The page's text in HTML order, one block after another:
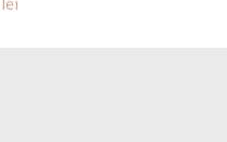
glezna Chloe Flower